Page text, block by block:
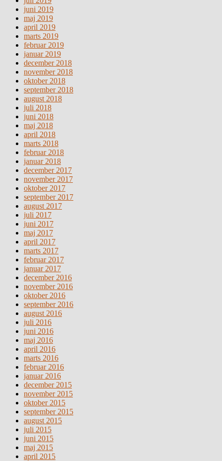
juni 2019
maj 2019
april 2019
marts 2019
februar 2019
januar 2019
december 2018
november 2018
oktober 2018
september 2018
august 2018
juli 2018
juni 2018
maj 2018
april 2018
marts 2018
februar 2018
januar 2018
december 2017
november 2017
oktober 2017
september 2017
august 2017
juli 2017
juni 2017
maj 2017
april 2017
marts 2017
februar 2017
januar 2017
december 2016
november 2016
oktober 2016
september 2016
august 2016
juli 2016
juni 2016
maj 2016
april 2016
marts 2016
februar 2016
januar 2016
december 2015
november 2015
oktober 2015
september 2015
august 2015
juli 2015
juni 2015
maj 2015
april 2015